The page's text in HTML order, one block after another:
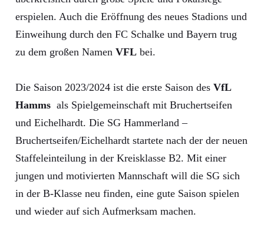
erspielen. Auch die Eröffnung des neues Stadions und
Einweihung durch den FC Schalke und Bayern trug
zu dem großen Namen VFL bei.
Die Saison 2023/2024 ist die erste Saison des VfL
Hamms als Spielgemeinschaft mit Bruchertseifen
und Eichelhardt. Die SG Hammerland –
Bruchertseifen/Eichelhardt startete nach der der neuen
Staffeleinteilung in der Kreisklasse B2. Mit einer
jungen und motivierten Mannschaft will die SG sich
in der B-Klasse neu finden, eine gute Saison spielen
und wieder auf sich Aufmerksam machen.